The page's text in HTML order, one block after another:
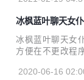
的开始.
冰枫蓝叶聊天女
冰枫蓝叶聊天女
方便在不更改程
戏 /game 2. 字
2020-06-16